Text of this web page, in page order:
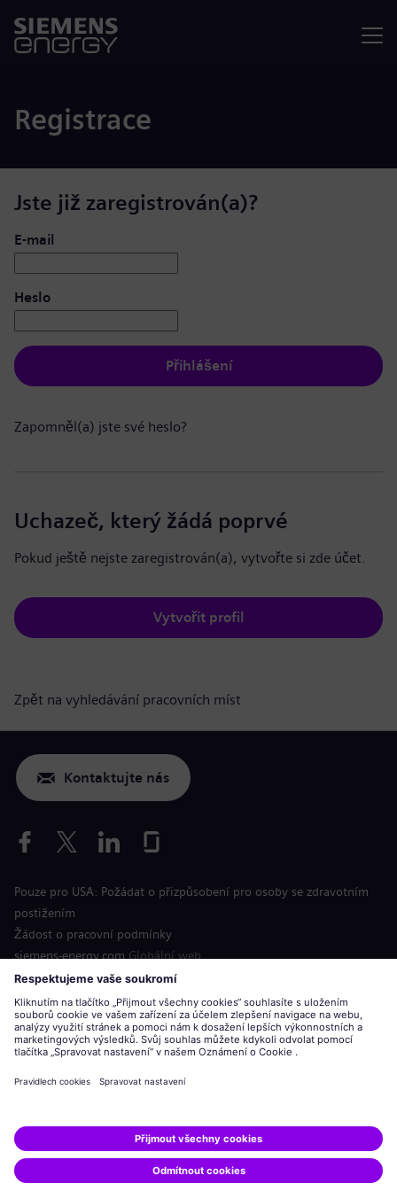
Registrace
Jste již zaregistrován(a)?
Přihlášení: uživatel a heslo
E-mail
Heslo
Přihlášení
Zapomněl(a) jste své heslo?
Uchazeč, který žádá poprvé
Pokud ještě nejste zaregistrován(a), vytvořte si zde účet.
Vytvořit profil
Zpět na vyhledávání pracovních míst
Kontaktujte nás
Pouze pro USA: Požádat o přizpůsobení pro osoby se zdravotním
postižením
Žádost o pracovní podmínky
siemens-energy.com Globální web
Informace o společnosti
Oznámení o ochraně osobních údajů
Oznámení o souborech cookie
Podmínky použití
Digitální identifikační číslo
Siemens AG.
© Siemens Energy, 2020 - 2026